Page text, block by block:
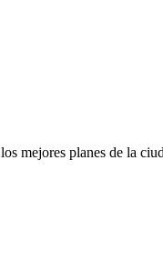
mejores planes de la